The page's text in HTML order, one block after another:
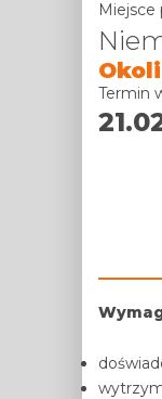
Miejsce
Termin